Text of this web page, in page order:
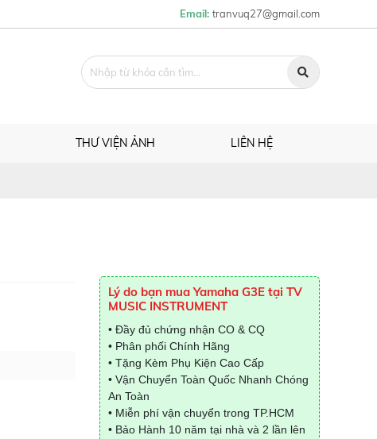
Email: tranvuq27@gmail.com
THƯ VIỆN ẢNH LIÊN HỆ
Lý do bạn mua Yamaha G3E tại TV
MUSIC INSTRUMENT
• Đầy đủ chứng nhận CO & CQ
• Phân phối Chính Hãng
• Tặng Kèm Phụ Kiện Cao Cấp
• Vận Chuyển Toàn Quốc Nhanh Chóng
An Toàn
• Miễn phí vận chuyển trong TP.HCM
• Bảo Hành 10 năm tại nhà và 2 lần lên